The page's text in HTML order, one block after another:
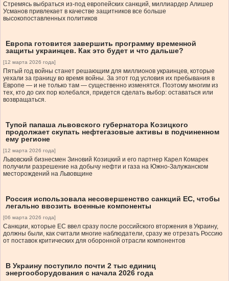
Стремясь выбраться из-под европейских санкций, миллиардер Алишер
Усманов привлекает в качестве защитников все больше
высокопоставленных политиков
Европа готовится завершить программу временной
защиты украинцев. Как это будет и что дальше?
[12 марта 2026 года]
Пятый год войны станет решающим для миллионов украинцев, которые
уехали за границу во время войны. За этот год условия их пребывания в
Европе — и не только там — существенно изменятся. Поэтому многим из
тех, кто до сих пор колебался, придется сделать выбор: оставаться или
возвращаться.
Тупой папаша львовского губернатора Козицкого
продолжает скупать нефтегазовые активы в подчиненном
ему регионе
[12 марта 2026 года]
Львовский бизнесмен Зиновий Козицкий и его партнер Карел Комарек
получили разрешение на добычу нефти и газа на Южно-Залужанском
месторождений на Львовщине
Россия использовала несовершенство санкций ЕС, чтобы
легально ввозить военные компоненты
[06 марта 2026 года]
Санкции, которые ЕС ввел сразу после российского вторжения в Украину,
должны были, как считали многие наблюдатели, сразу же отрезать Россию
от поставок критических для оборонной отрасли компонентов
В Украину поступило почти 2 тыс единиц
энергооборудования с начала 2026 года